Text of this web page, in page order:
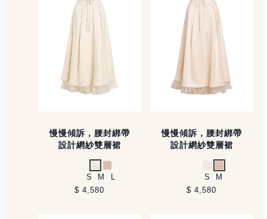
慢慢傾訴，腰封綁帶
設計網紗雙層裙
米白
裸
S M
$ 4,580
慢慢傾訴，腰封綁帶
設計網紗雙層裙
米白
裸
S
M
$ 4,580